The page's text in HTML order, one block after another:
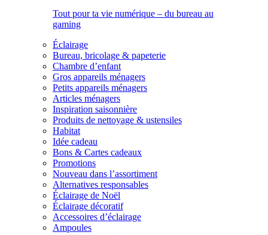
Tout pour ta vie numérique – du bureau au
gaming
Éclairage
Bureau, bricolage & papeterie
Chambre d’enfant
Gros appareils ménagers
Petits appareils ménagers
Articles ménagers
Inspiration saisonnière
Produits de nettoyage & ustensiles
Habitat
Idée cadeau
Bons & Cartes cadeaux
Promotions
Nouveau dans l’assortiment
Alternatives responsables
Éclairage de Noël
Éclairage décoratif
Accessoires d’éclairage
Ampoules